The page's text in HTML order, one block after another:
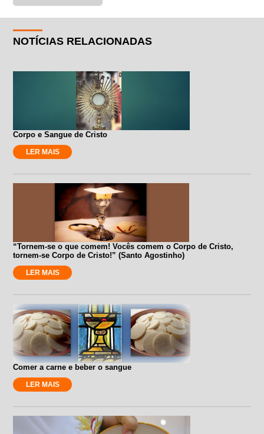
NOTÍCIAS RELACIONADAS
Corpo e Sangue de Cristo
LER MAIS
“Tornem-se o que comem! Vocês comem o Corpo de Cristo,
tornem-se Corpo de Cristo!” (Santo Agostinho)
LER MAIS
Comer a carne e beber o sangue
LER MAIS